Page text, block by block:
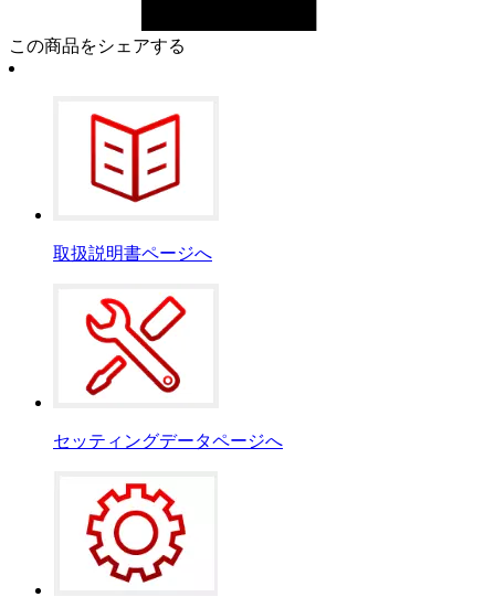
この商品をシェアする
取扱説明書ページへ
セッティングデータページへ